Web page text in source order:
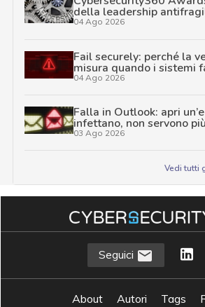
della leadership
04 Ago 2026
Fail securely: perché la
misura quando i sistemi
04 Ago 2026
Falla in Outlook: apri
infettano, non servono
03 Ago 2026
Vedi tutti
Seguici
About Autori Tags